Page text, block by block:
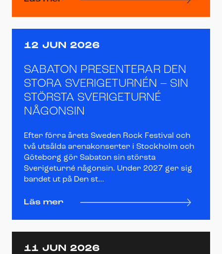
12 JUN 2026
SABATON PRESENTERAR DEN
STORA SVERIGETURNÉN – SIN
STÖRSTA SVERIGETURNÉ
NÅGONSIN
Efter förra årets Sweden Rock Festival och
två utsålda arenakonserter i Stockholm och
Göteborg gör Sabaton sin största
Sverigeturné någonsin. Under 2027 ger sig
bandet ut på Den st...
Läs mer
11 JUN 2026